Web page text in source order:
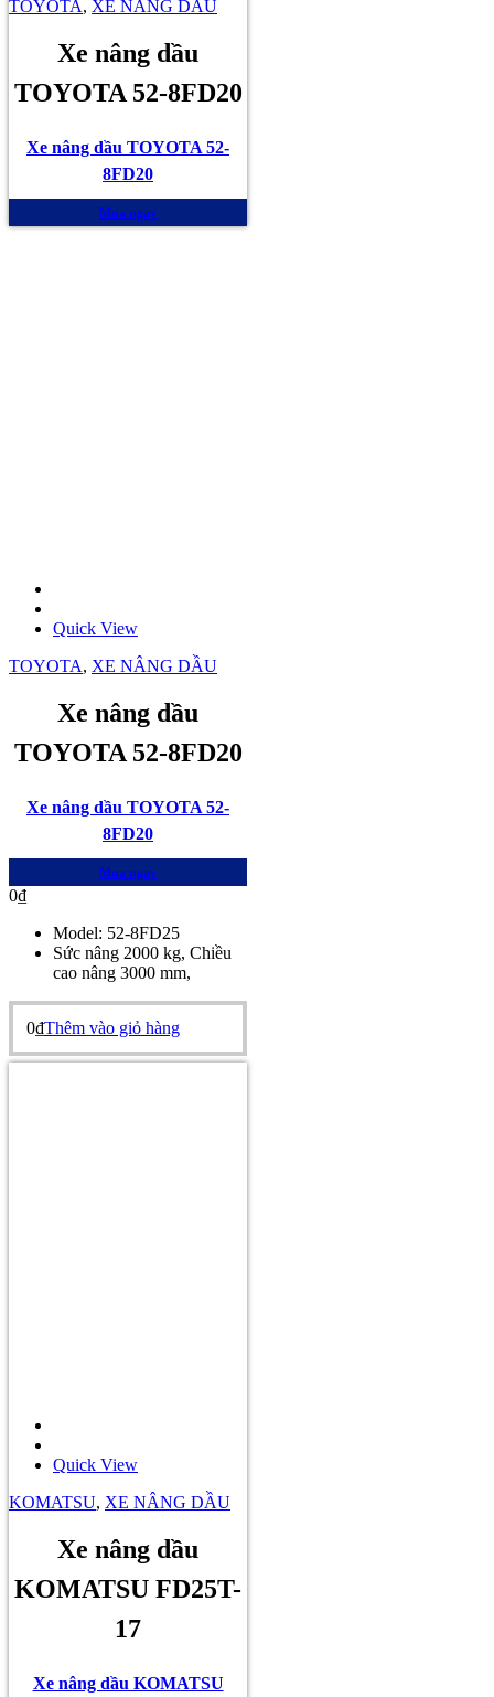
TOYOTA, XE NÂNG DẦU
Xe nâng dầu
TOYOTA 52-8FD20
Xe nâng dầu TOYOTA 52-
8FD20
Mua ngay
Quick View
TOYOTA, XE NÂNG DẦU
Xe nâng dầu
TOYOTA 52-8FD20
Xe nâng dầu TOYOTA 52-
8FD20
Mua ngay
0₫
Model: 52-8FD25
Sức nâng 2000 kg, Chiều
cao nâng 3000 mm,
0₫Thêm vào giỏ hàng
Quick View
KOMATSU, XE NÂNG DẦU
Xe nâng dầu
KOMATSU FD25T-
17
Xe nâng dầu KOMATSU